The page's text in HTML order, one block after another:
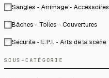
Sangles - Arrimage - Accessoires
Bâches - Toiles - Couvertures
Sécurité - E.P.I. - Arts de la scène
SOUS-CATÉGORIE